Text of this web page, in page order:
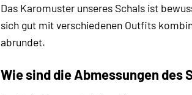
Das Karomuster unseres Schals ist
sich gut mit verschiedenen Outfits
abrundet.
Wie sind die Abmessungen des